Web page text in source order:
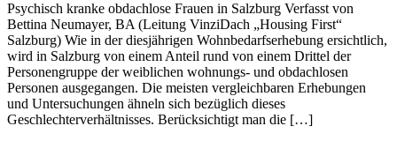
Psychisch kranke obdachlose Frauen in Salzburg Verfasst von
Bettina Neumayer, BA (Leitung VinziDach „Housing First“
Salzburg) Wie in der diesjährigen Wohnbedarfserhebung ersichtlich,
wird in Salzburg von einem Anteil rund von einem Drittel der
Personengruppe der weiblichen wohnungs- und obdachlosen
Personen ausgegangen. Die meisten vergleichbaren Erhebungen
und Untersuchungen ähneln sich bezüglich dieses
Geschlechterverhältnisses. Berücksichtigt man die […]